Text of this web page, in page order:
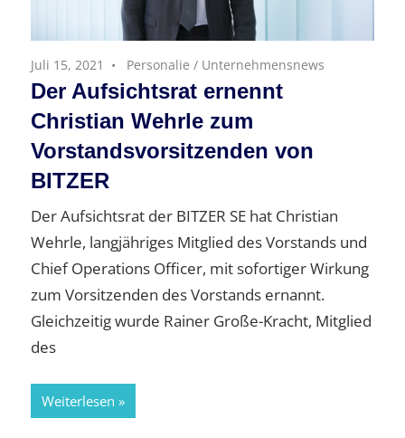
Juli 15, 2021 Personalie / Unternehmensnews
Der Aufsichtsrat ernennt
Christian Wehrle zum
Vorstandsvorsitzenden von
BITZER
Der Aufsichtsrat der BITZER SE hat Christian
Wehrle, langjähriges Mitglied des Vorstands und
Chief Operations Officer, mit sofortiger Wirkung
zum Vorsitzenden des Vorstands ernannt.
Gleichzeitig wurde Rainer Große-Kracht, Mitglied
des
Weiterlesen